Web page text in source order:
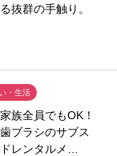
抜群の手触り。
・生活
族全員でもOK！
ブラシのサブス
レンタルメ…